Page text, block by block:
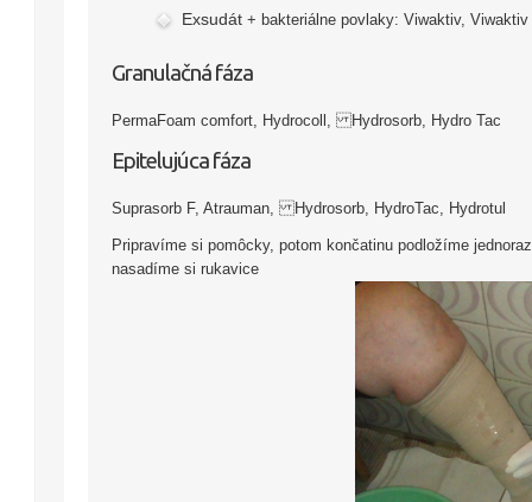
Exsudát + bakteriálne povlaky: Viwaktiv,
Granulačná fáza
PermaFoam comfort, Hydrocoll, Hydrosorb, Hydro Tac
Epitelujúca fáza
Suprasorb F, Atrauman, Hydrosorb, HydroTac, Hydrotul
Pripravíme si pomôcky, potom končatinu podložíme
nasadíme si rukavice